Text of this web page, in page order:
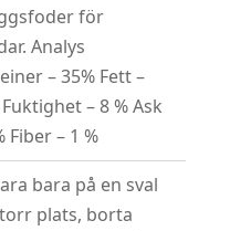
för
Analys
– 35% Fett –
Fuktighet – 8 % Ask
Fiber – 1 %
bara på en sval
plats, borta